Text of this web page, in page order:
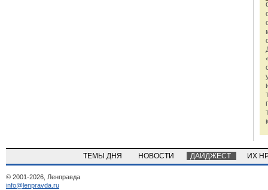
ТЕМЫ ДНЯ НОВОСТИ ДАЙДЖЕСТ ИХ
© 2001-2026, Ленправда
info@lenpravda.ru